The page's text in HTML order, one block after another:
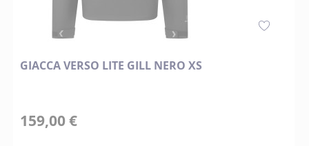
GIACCA VERSO LITE GILL NERO XS
159,00 €